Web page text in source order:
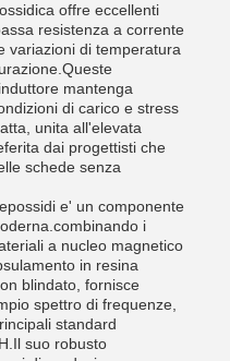
offre eccellenti
resistenza a corrente
variazioni di temperatura
mantenga
di carico e stress
unita all'elevata
dai progettisti che
schede senza
e' un componente
i
a nucleo magnetico
in resina
blindato, fornisce
spettro di frequenze,
standard
suo robusto